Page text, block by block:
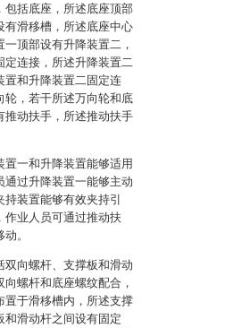
包括底座，所述底座顶部
有滑移槽，所述底座中心
顶部设有升降装置二，
定连接，所述升降装置二
置和升降装置二固定连
轮，若干所述万向轮和底
推动扶手，所述推动扶手
一和升降装置能够适用
过升降装置一能够主动
装置能够有效夹持引
作业人员可通过推动扶
。
向螺杆、支撑板和滑动
螺杆和底座螺纹配合，
置于滑移槽内，所述支撑
和滑动杆之间设有固定